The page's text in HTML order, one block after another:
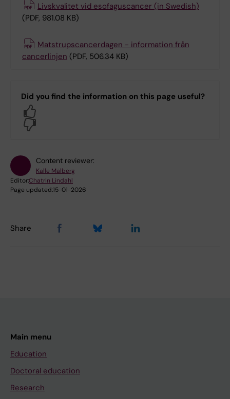
Livskvalitet vid esofaguscancer (in Swedish)
(PDF, 981.08 KB)
Matstrupscancerdagen - information från
cancerlinjen (PDF, 506.34 KB)
Did you find the information on this page useful?
Content reviewer:
Kalle Mälberg
Editor:Chatrin Lindahl
Page updated:15-01-2026
Share
Main menu
Education
Doctoral education
Research